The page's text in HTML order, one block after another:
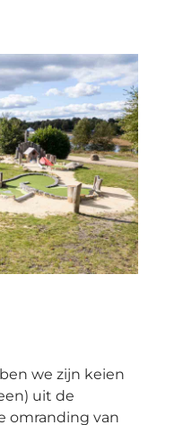
we zijn keien
uit de
omranding van